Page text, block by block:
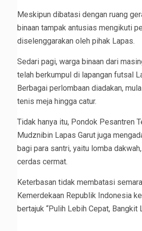
Meskipun dibatasi dengan ruang
binaan tampak antusias mengikuti
diselenggarakan oleh pihak Lapas.
Sedari pagi, warga binaan dari
telah berkumpul di lapangan futsal
Berbagai perlombaan diadakan,
tenis meja hingga catur.
Tidak hanya itu, Pondok Pesantren
Mudznibin Lapas Garut juga
bagi para santri, yaitu lomba
cerdas cermat.
Keterbasan tidak membatasi
Kemerdekaan Republik Indonesia
bertajuk “Pulih Lebih Cepat, Bangkit